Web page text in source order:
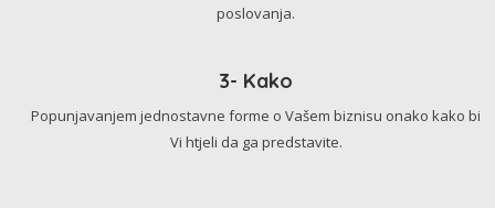
poslovanja.
3- Kako
Popunjavanjem jednostavne forme o Vašem biznisu onako kako bi
Vi htjeli da ga predstavite.